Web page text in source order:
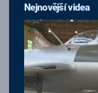
Nejnovější videa